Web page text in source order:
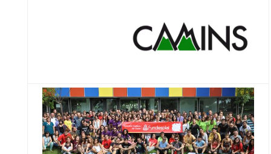
Proposta educativa
ACTUALITAT
Notícies